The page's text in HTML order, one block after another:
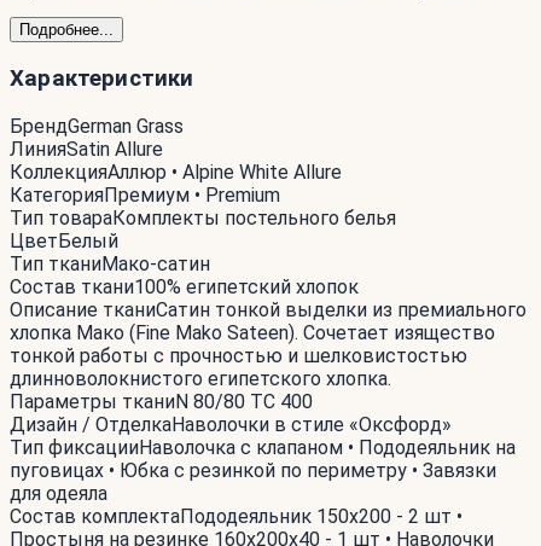
Подробнее...
Характеристики
БрендGerman Grass
ЛинияSatin Allure
КоллекцияАллюр • Alpine White Allure
КатегорияПремиум • Premium
Тип товараКомплекты постельного белья
ЦветБелый
Тип тканиМако-сатин
Состав ткани100% египетский хлопок
Описание тканиСатин тонкой выделки из премиального
хлопка Мако (Fine Mako Sateen). Сочетает изящество
тонкой работы с прочностью и шелковистостью
длинноволокнистого египетского хлопка.
Параметры тканиN 80/80 TC 400
Дизайн / ОтделкаНаволочки в стиле «Оксфорд»
Тип фиксацииНаволочка с клапаном • Пододеяльник на
пуговицах • Юбка с резинкой по периметру • Завязки
для одеяла
Состав комплектаПододеяльник 150x200 - 2 шт •
Простыня на резинке 160x200x40 - 1 шт • Наволочки